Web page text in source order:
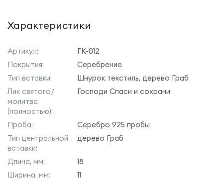
Характеристики
Артикул:
ГК-012
Покрытия:
Серебрение
Тип вставки:
Шнурок текстиль, дерево Граб
Лик святого/
молитва
(полностью):
Господи Спаси и сохрани
Проба:
Серебро 925 пробы
Тип центральной
вставки:
дерево Граб
Длина, мм:
18
Ширина, мм:
11